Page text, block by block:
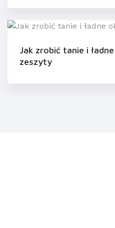
Jak zrobić tanie i
zeszyty